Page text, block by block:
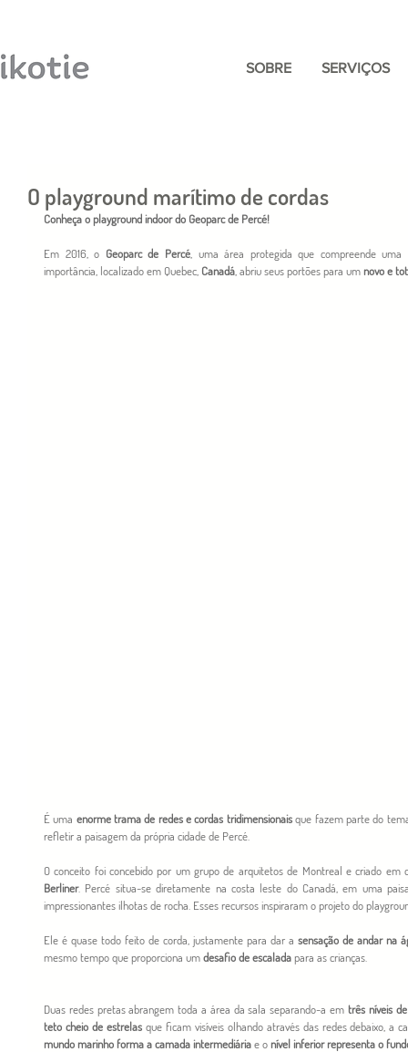
SOBRE SERVIÇOS
O playground marítimo de cordas
Conheça o playground indoor do Geoparc de Percé!
Em 2016, o Geoparc de Percé, uma área protegida que compreende
importância, localizado em Quebec, Canadá , abriu seus portões para um novo e
É uma enorme trama de redes e cordas tridimensionais que fazem parte do
refletir a paisagem da própria cidade de Percé.
Berliner. Percé situa-se diretamente na costa leste do Canadá, em uma
impressionantes ilhotas de rocha. Esses recursos inspiraram o projeto do
Ele é quase todo feito de corda, justamente para dar a sensação de andar na
mesmo tempo que proporciona um desafio de escalada para as crianças.
Duas redes pretas abrangem toda a área da sala separando-a em três níveis
teto cheio de estrelas que ficam visíveis olhando através das redes debaixo, a
mundo marinho forma a camada intermediária e o nível inferior representa o